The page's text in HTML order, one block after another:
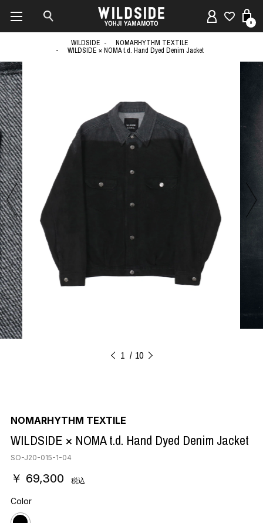
0
WILDSIDE
NOMARHYTHM TEXTILE
WILDSIDE × NOMA t.d. Hand Dyed Denim Jacket
1 10
NOMARHYTHM TEXTILE
WILDSIDE × NOMA t.d. Hand Dyed Denim Jacket
SO-J20-015-1-04
￥ 69,300 税込
Color